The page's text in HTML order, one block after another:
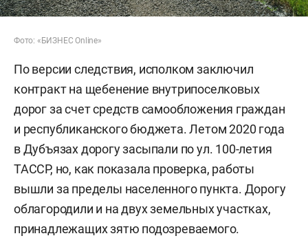
Фото: «БИЗНЕС Online»
По версии следствия, исполком заключил
контракт на щебенение внутрипоселковых
дорог за счет средств самообложения граждан
и республиканского бюджета. Летом 2020 года
в Дубъязах дорогу засыпали по ул. 100-летия
ТАССР, но, как показала проверка, работы
вышли за пределы населенного пункта. Дорогу
облагородили и на двух земельных участках,
принадлежащих зятю подозреваемого.